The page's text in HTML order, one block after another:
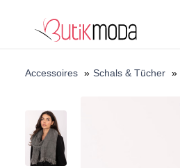
Accessoires » Schals & Tücher »